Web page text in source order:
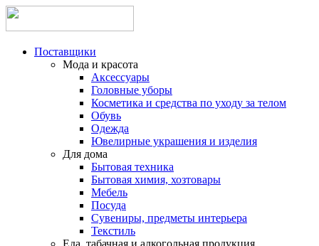
Поставщики
Мода и красота
Аксессуары
Головные уборы
Косметика и средства по уходу за телом
Обувь
Одежда
Ювелирные украшения и изделия
Для дома
Бытовая техника
Бытовая химия, хозтовары
Мебель
Посуда
Сувениры, предметы интерьера
Текстиль
Еда, табачная и алкогольная продукция